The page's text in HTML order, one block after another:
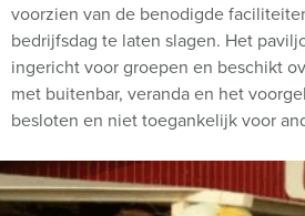
voorzien van de benodigde
bedrijfsdag te laten slagen. Het
ingericht voor groepen en beschikt
met buitenbar, veranda en het
besloten en niet toegankelijk voor